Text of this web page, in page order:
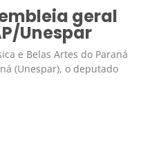
geral
Unespar
e Belas Artes do Paraná
(Unespar), o deputado